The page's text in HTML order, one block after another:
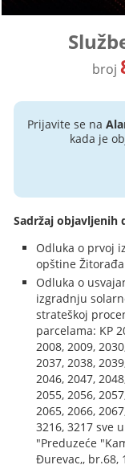
broj
Prijavite se na
kada je
Sadržaj objavljenih
Odluka o prvoj
opštine
Odluka o
izgradnju
strateškoj
parcelama: KP
2008, 2009,
2037, 2038,
2046, 2047,
2055, 2056,
2065, 2066,
3216, 3217 sve
"Preduzeće
Đurevac,, br.68,